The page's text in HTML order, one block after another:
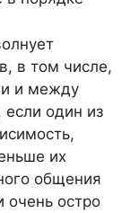
в том числе,
и между
если один из
их
общения
очень остро